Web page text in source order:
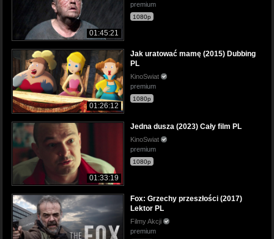
01:45:21
premium
1080p
01:26:12
Jak uratować mamę (2015) Dubbing
PL
KinoSwiat
premium
1080p
01:33:19
Jedna dusza (2023) Cały film PL
KinoSwiat
premium
1080p
Fox: Grzechy przeszłości (2017)
Lektor PL
Filmy Akcji
premium